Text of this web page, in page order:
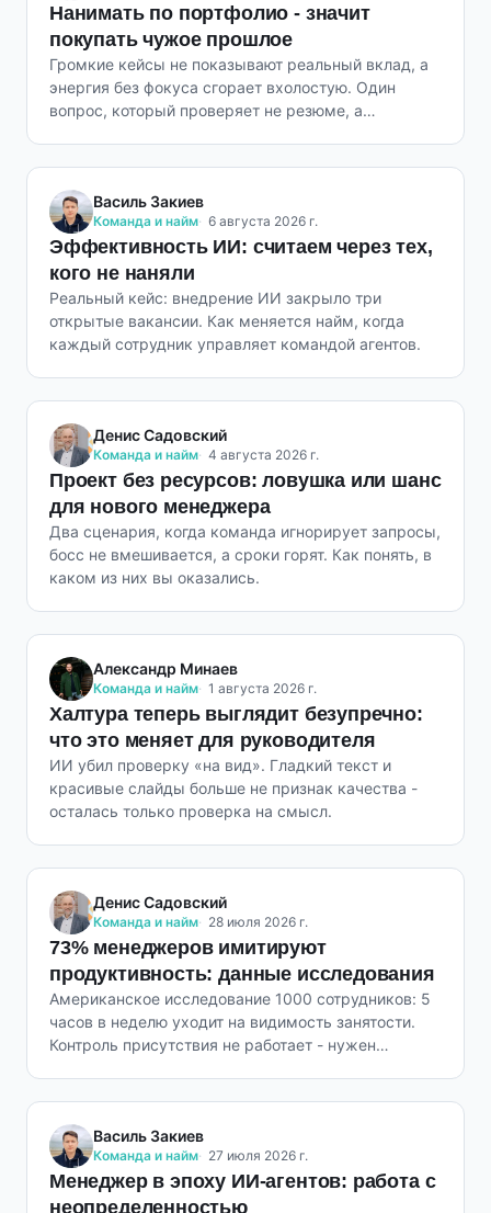
Нанимать по портфолио - значит
покупать чужое прошлое
Громкие кейсы не показывают реальный вклад, а
энергия без фокуса сгорает вхолостую. Один
вопрос, который проверяет не резюме, а
Василь Закиев
Команда и найм 6 августа 2026 г.
Эффективность ИИ: считаем через тех,
кого не наняли
Реальный кейс: внедрение ИИ закрыло три
открытые вакансии. Как меняется найм, когда
каждый сотрудник управляет командой агентов.
Денис Садовский
Команда и найм 4 августа 2026 г.
Проект без ресурсов: ловушка или шанс
для нового менеджера
Два сценария, когда команда игнорирует запросы,
босс не вмешивается, а сроки горят. Как понять, в
каком из них вы оказались.
Александр Минаев
Команда и найм 1 августа 2026 г.
Халтура теперь выглядит безупречно:
что это меняет для руководителя
ИИ убил проверку «на вид». Гладкий текст и
красивые слайды больше не признак качества -
осталась только проверка на смысл.
Денис Садовский
Команда и найм 28 июля 2026 г.
73% менеджеров имитируют
продуктивность: данные исследования
Американское исследование 1000 сотрудников: 5
часов в неделю уходит на видимость занятости.
Контроль присутствия не работает - нужен
Василь Закиев
Команда и найм 27 июля 2026 г.
Менеджер в эпоху ИИ-агентов: работа с
неопределенностью